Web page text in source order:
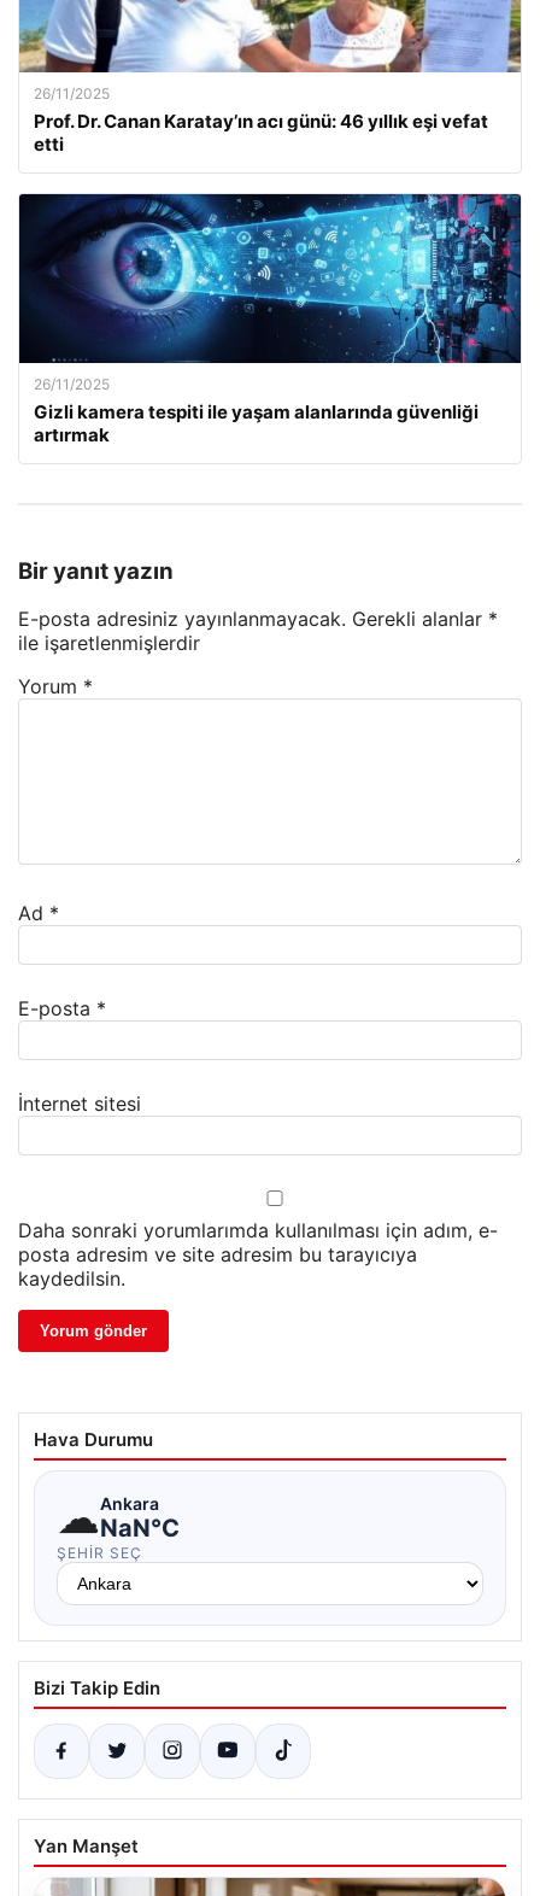
26/11/2025
Prof. Dr. Canan Karatay’ın acı günü: 46 yıllık eşi vefat
etti
26/11/2025
Gizli kamera tespiti ile yaşam alanlarında güvenliği
artırmak
Bir yanıt yazın
E-posta adresiniz yayınlanmayacak. Gerekli alanlar *
ile işaretlenmişlerdir
Yorum *
Ad *
E-posta *
İnternet sitesi
Daha sonraki yorumlarımda kullanılması için adım, e-
posta adresim ve site adresim bu tarayıcıya
kaydedilsin.
Hava Durumu
☁Ankara
NaN°C
ŞEHIR SEÇ
Bizi Takip Edin
Yan Manşet